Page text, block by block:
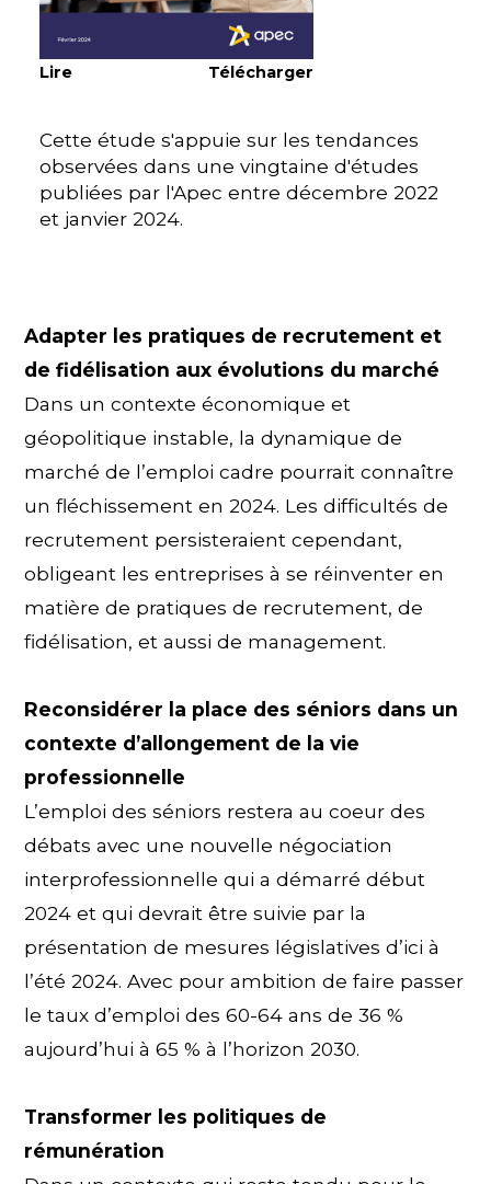
Lire Télécharger
Cette étude s'appuie sur les tendances
observées dans une vingtaine d'études
publiées par l'Apec entre décembre 2022
et janvier 2024.
Adapter les pratiques de recrutement et
de fidélisation aux évolutions du marché
Dans un contexte économique et
géopolitique instable, la dynamique de
marché de l’emploi cadre pourrait connaître
un fléchissement en 2024. Les difficultés de
recrutement persisteraient cependant,
obligeant les entreprises à se réinventer en
matière de pratiques de recrutement, de
fidélisation, et aussi de management.
Reconsidérer la place des séniors dans un
contexte d’allongement de la vie
professionnelle
L’emploi des séniors restera au coeur des
débats avec une nouvelle négociation
interprofessionnelle qui a démarré début
2024 et qui devrait être suivie par la
présentation de mesures législatives d’ici à
l’été 2024. Avec pour ambition de faire passer
le taux d’emploi des 60-64 ans de 36 %
aujourd’hui à 65 % à l’horizon 2030.
Transformer les politiques de
rémunération